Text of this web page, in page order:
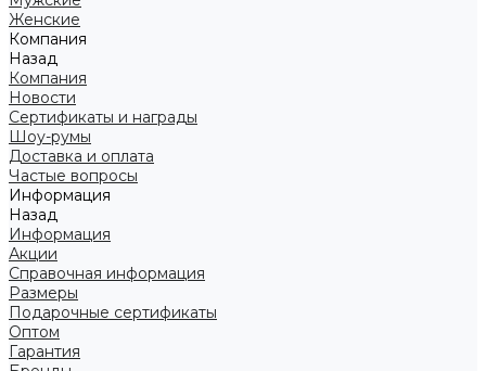
Женские
Компания
Назад
Компания
Новости
Сертификаты и награды
Шоу-румы
Доставка и оплата
Частые вопросы
Информация
Назад
Информация
Акции
Справочная информация
Размеры
Подарочные сертификаты
Оптом
Гарантия